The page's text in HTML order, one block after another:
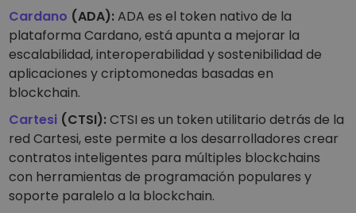
Cardano (ADA):ADA es el token nativo de la
plataforma Cardano, está apunta a mejorar la
escalabilidad, interoperabilidad y sostenibilidad de
aplicaciones y criptomonedas basadas en
blockchain.
Cartesi (CTSI):CTSI es un token utilitario detrás de la
red Cartesi, este permite a los desarrolladores crear
contratos inteligentes para múltiples blockchains
con herramientas de programación populares y
soporte paralelo a la blockchain.